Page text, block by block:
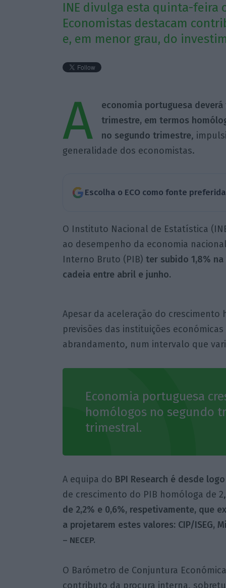
INE divulga esta quinta-feira
Economistas destacam
e, em menor grau, do
A
economia portuguesa
trimestre, em termos
no segundo trimestre,
generalidade dos economistas.
Escolha o ECO como fonte
O Instituto Nacional de Estatística
ao desempenho da economia
Interno Bruto (PIB) ter subido 1,8%
cadeia entre abril e junho.
Apesar da aceleração do
previsões das instituições
abrandamento, num intervalo que
Economia portuguesa
homólogos no segundo
trimestral.
A equipa do BPI Research é desde
de crescimento do PIB homóloga de
de 2,2% e 0,6%, respetivamente, que
a projetarem estes valores: CIP/ISEG,
– NECEP.
O Barómetro de Conjuntura
contributo da procura interna,